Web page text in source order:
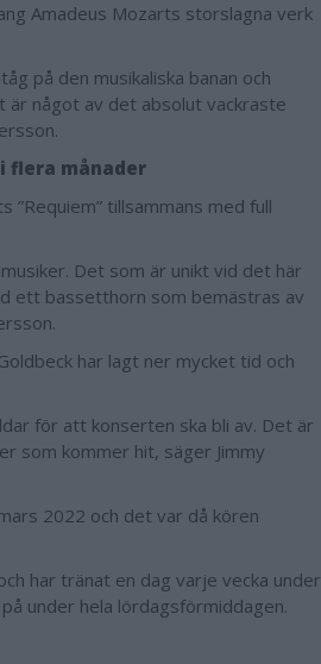
Amadeus Mozarts storslagna verk
på den musikaliska banan och
är något av det absolut vackraste
flera månader
tillsammans med full
Det som är unikt vid det här
ett bassetthorn som bemästras av
har lagt ner mycket tid och
för att konserten ska bli av. Det är
som kommer hit, säger Jimmy
2022 och det var då kören
har tränat en dag varje vecka under
under hela lördagsförmiddagen.